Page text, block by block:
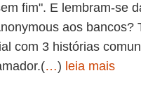
fim". E lembram-se
aos bancos?
com 3 histórias
…) leia mais